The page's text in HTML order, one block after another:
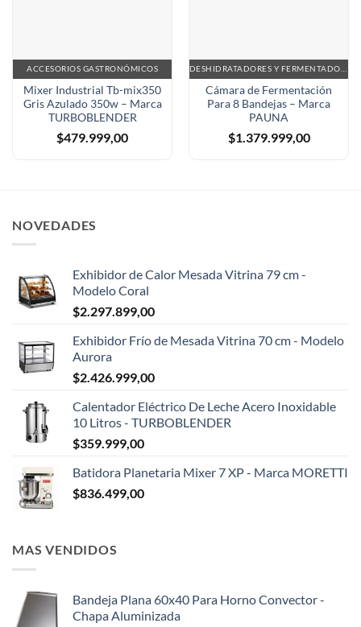
ACCESORIOS GASTRONÓMICOS
Mixer Industrial Tb-mix350
Gris Azulado 350w – Marca
TURBOBLENDER
$479.999,00
Cámara de Fermentación
Para 8 Bandejas – Marca
PAUNA
$1.379.999,00
NOVEDADES
Exhibidor de Calor Mesada Vitrina 79 cm -
Modelo Coral
$2.297.899,00
Exhibidor Frío de Mesada Vitrina 70 cm - Modelo
Aurora
$2.426.999,00
Calentador Eléctrico De Leche Acero Inoxidable
10 Litros - TURBOBLENDER
$359.999,00
Batidora Planetaria Mixer 7 XP - Marca MORETTI
$836.499,00
MAS VENDIDOS
Bandeja Plana 60x40 Para Horno Convector -
Chapa Aluminizada